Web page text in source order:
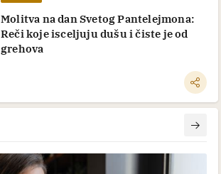
Molitva na dan Svetog Pantelejmona:
Reči koje isceljuju dušu i čiste je od
grehova